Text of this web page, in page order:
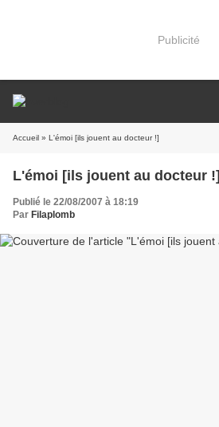
Publicité
Accueil » L'émoi [ils jouent au docteur !]
L'émoi [ils jouent au docteur !]
Publié le 22/08/2007 à 18:19
Par Filaplomb